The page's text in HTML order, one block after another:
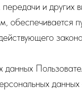
и других
данных